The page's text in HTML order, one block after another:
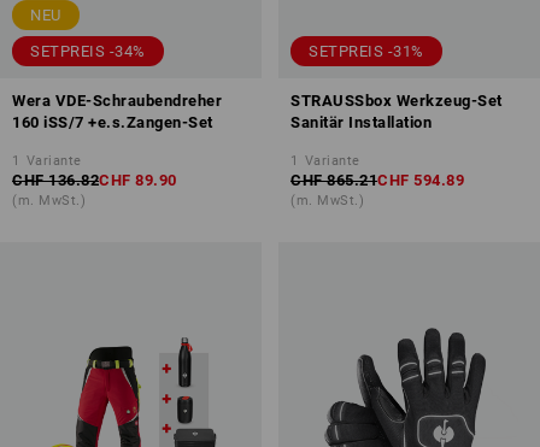
NEU
SETPREIS -34%
Wera VDE-Schraubendreher
160 iSS/7 +e.s.Zangen-Set
1 Variante
CHF 136.82CHF 89.90
(m. MwSt.)
SETPREIS -31%
STRAUSSbox Werkzeug-Set
Sanitär Installation
1 Variante
CHF 865.21CHF 594.89
(m. MwSt.)